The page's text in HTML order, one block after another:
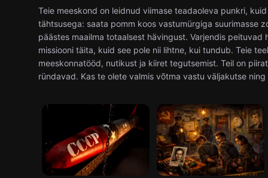
Teie meeskond on leidnud viimase teadaoleva punkri,
tähtsusega: saata pomm koos vastumürgiga suurimasse
päästes maailma totaalsest hävingust. Varjendis
missiooni täita, kuid see pole nii lihtne, kui tundub. Teie
meeskonnatööd, nutikust ja kiiret tegutsemist. Teil on
ründavad. Kas te olete valmis võtma vastu väljakutse